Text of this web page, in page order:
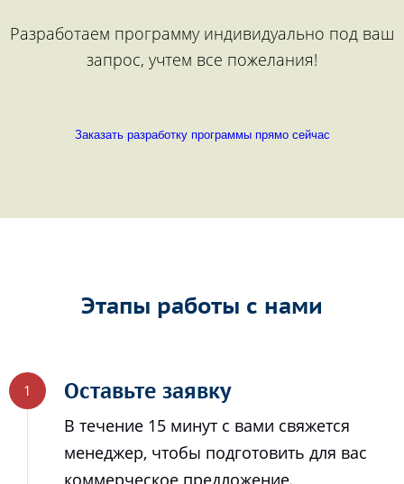
Разработаем программу индивидуально под ваш
запрос, учтем все пожелания!
Заказать разработку программы прямо сейчас
Этапы работы с нами
Оставьте заявку
В течение 15 минут с вами свяжется
менеджер, чтобы подготовить для вас
коммерческое предложение.